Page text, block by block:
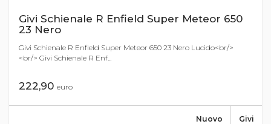
Givi Schienale R Enfield Super Meteor 650
23 Nero
Givi Schienale R Enfield Super Meteor 650 23 Nero Lucido<br/>
<br/> Givi Schienale R Enf...
222,90 euro
Givi
Nuovo